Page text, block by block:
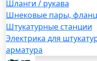
Шланги / рукава
Шнековые пары,
Штукатурные станции
Электрика для
арматура